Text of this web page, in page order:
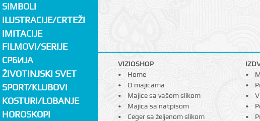
SIMBOLI
ILUSTRACIJE/CRTEŽI
IMITACIJE
FILMOVI/SERIJE
СРБИЈА
ŽIVOTINJSKI SVET
SPORT/KLUBOVI
KOSTURI/LOBANJE
HOROSKOPI
VIZIOSHOP
Home
O majicama
Majice sa vašom slikom
Majica sa natpisom
Ceger sa željenom slikom